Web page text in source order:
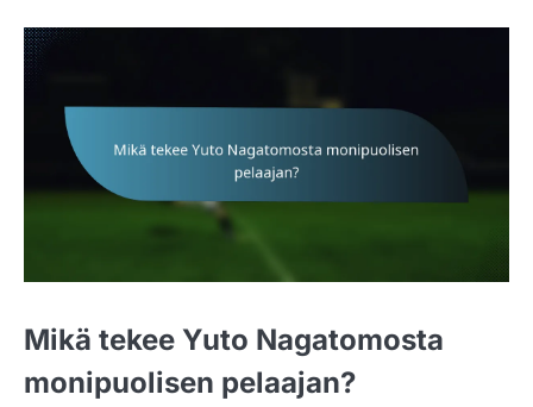
Mikä tekee Yuto Nagatomosta
monipuolisen pelaajan?